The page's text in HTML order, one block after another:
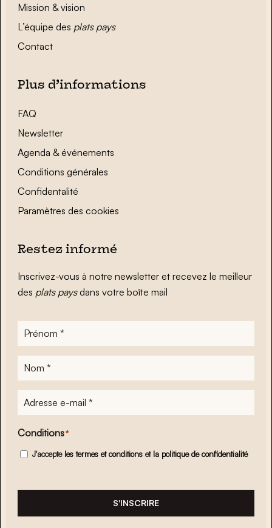
Mission & vision
L’équipe des plats pays
Contact
Plus d’informations
FAQ
Newsletter
Agenda & événements
Conditions générales
Confidentalité
Paramètres des cookies
Restez informé
Inscrivez-vous à notre newsletter et recevez le meilleur
des plats paysdans votre boîte mail
Prénom
Nom
Adresse
e-
mail*
Conditions*
J'accepte les termes et conditions et la politique de confidentialité
S'INSCRIRE